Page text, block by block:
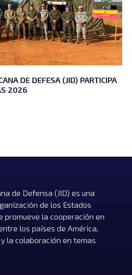
DE DEFESA (JID) PARTICIPA
2026
de Defensa (JID) es una
de los Estados
promueve la cooperación en
los países de América,
la colaboración en temas